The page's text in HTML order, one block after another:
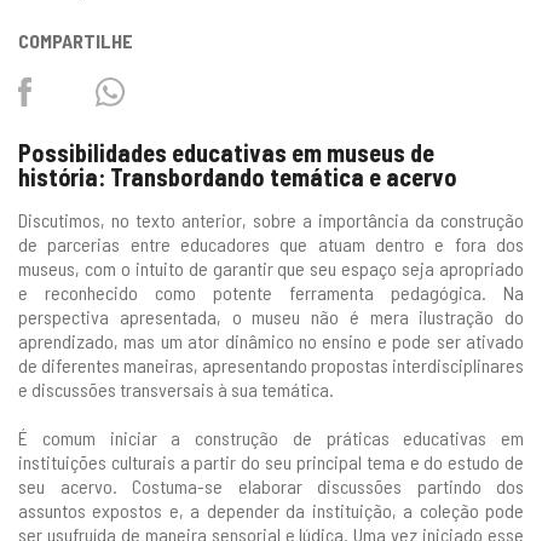
COMPARTILHE
FacebookTwitterWhatsapp
Possibilidades educativas em museus de
história: Transbordando temática e acervo
Discutimos, no texto anterior, sobre a importância da construção
de parcerias entre educadores que atuam dentro e fora dos
museus, com o intuito de garantir que seu espaço seja apropriado
e reconhecido como potente ferramenta pedagógica. Na
perspectiva apresentada, o museu não é mera ilustração do
aprendizado, mas um ator dinâmico no ensino e pode ser ativado
de diferentes maneiras, apresentando propostas interdisciplinares
e discussões transversais à sua temática.
É comum iniciar a construção de práticas educativas em
instituições culturais a partir do seu principal tema e do estudo de
seu acervo. Costuma-se elaborar discussões partindo dos
assuntos expostos e, a depender da instituição, a coleção pode
ser usufruída de maneira sensorial e lúdica. Uma vez iniciado esse